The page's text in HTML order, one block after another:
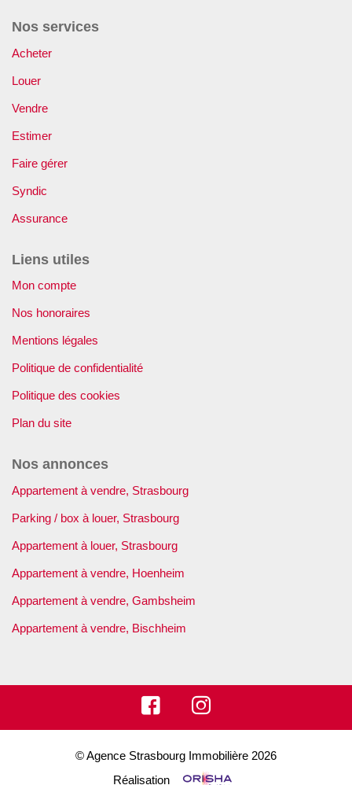
Nos services
Acheter
Louer
Vendre
Estimer
Faire gérer
Syndic
Assurance
Liens utiles
Mon compte
Nos honoraires
Mentions légales
Politique de confidentialité
Politique des cookies
Plan du site
Nos annonces
Appartement à vendre, Strasbourg
Parking / box à louer, Strasbourg
Appartement à louer, Strasbourg
Appartement à vendre, Hoenheim
Appartement à vendre, Gambsheim
Appartement à vendre, Bischheim
© Agence Strasbourg Immobilière 2026
Réalisation